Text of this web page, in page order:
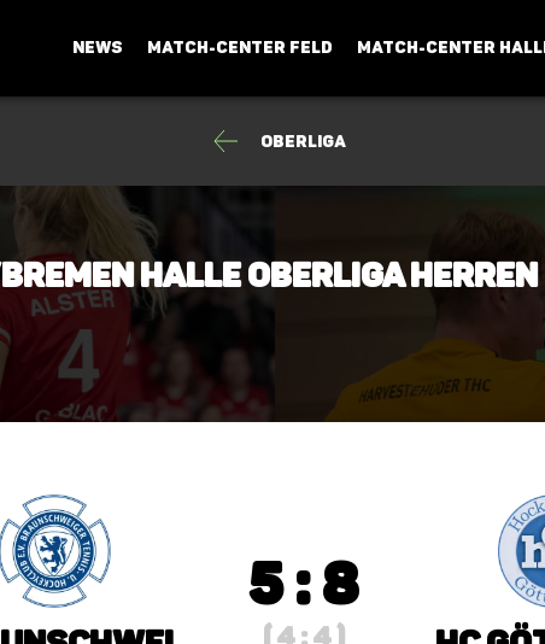
NEWS MATCH-CENTER FELD MATCH-CENTER
Oberliga
Halle Oberliga Herren
5 : 8
( 4 : 4 )